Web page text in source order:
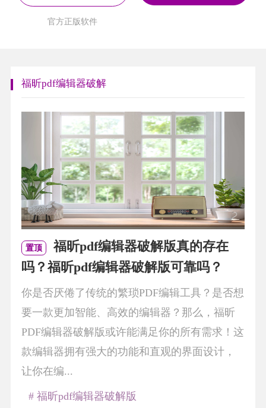
官方正版软件
福昕pdf编辑器破解
置顶
福昕pdf编辑器破解版真的存在
吗？福昕pdf编辑器破解版可靠吗？
你是否厌倦了传统的繁琐PDF编辑工具？是否想
要一款更加智能、高效的编辑器？那么，福昕
PDF编辑器破解版或许能满足你的所有需求！这
款编辑器拥有强大的功能和直观的界面设计，
让你在编...
# 福昕pdf编辑器破解版